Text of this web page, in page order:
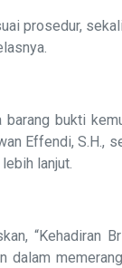
prosedur,
bukti
Effendi, S.H.,
lanjut.
“Kehadiran
dalam